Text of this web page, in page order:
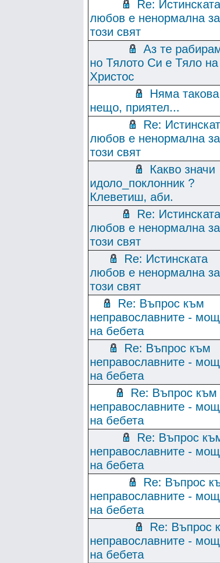
Re: Истинската
любов е ненормална за
този свят
Аз те
но Тялото Си е Тяло на
Христос
Няма такова
нещо, приятел...
Re:
любов е ненормална за
този свят
Какво значи
идоло_поклонник ?
Клеветиш, аби.
Re: Истинската
любов е ненормална за
този свят
Re: Истинската
любов е ненормална за
този свят
Re: Въпрос към
неправославните -
на бебета
Re: Въпрос към
неправославните -
на бебета
Re: Въпрос към
неправославните -
на бебета
Re: Въпрос
неправославните -
на бебета
Re: Въпрос
неправославните -
на бебета
Re: Въпрос
неправославните -
на бебета